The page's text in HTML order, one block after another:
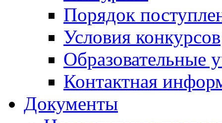
Порядок
Условия конкурсов
Образовательные
Контактная
Документы